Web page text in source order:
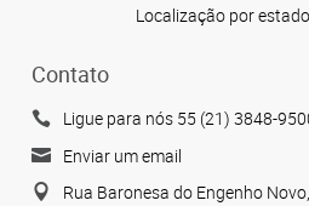
Localização por estado
Contato
Ligue para nós 55 (21) 3848-
Enviar um email
Rua Baronesa do Engenho